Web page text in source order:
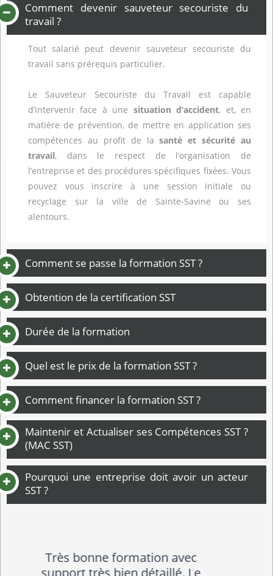
Comment devenir sauveteur secouriste du
travail ?
Tout salarié peut devenir sauveteur secouriste du
travail sans prérequis particulier.
Le Sauveteur Secouriste du Travail est capable
d’intervenir face à une situation d’accident, et, en
matière de prévention, de mettre en application ses
compétences au profit de lasanté et sécurité au
travail, dans le respect de l’organisation de
l’entreprise et des procédures spécifiques fixées. Vous
pouvez vous inscrire à une session initiale ou
recyclage sur la ville de Sainte-Savine ou ses
alentours.
Comment se passe la formation SST ?
Obtention de la certification SST
Durée de la formation
Quel est le prix de la formation SST ?
Comment financer la formation SST ?
Maintenir et Actualiser ses Compétences SST ?
(MAC SST)
Pourquoi une entreprise doit avoir un acteur
SST ?
super interessant !!!!!!!!!!!!!!!